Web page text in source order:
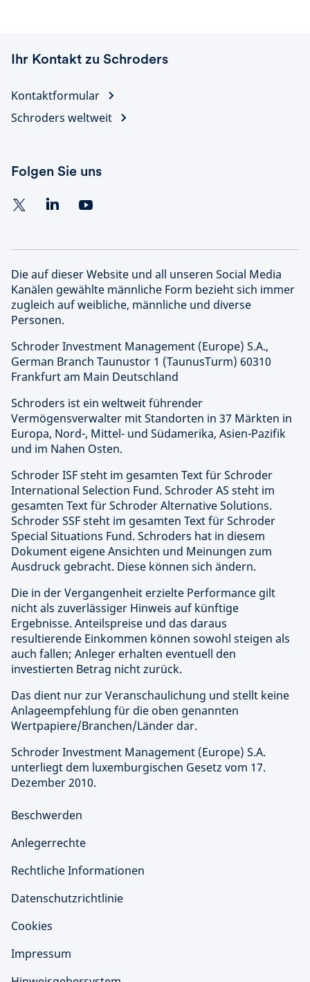
Ihr Kontakt zu Schroders
Kontaktformular
Schroders weltweit
Folgen Sie uns
Die auf dieser Website und all unseren Social Media
Kanälen gewählte männliche Form bezieht sich immer
zugleich auf weibliche, männliche und diverse
Personen.
Schroder Investment Management (Europe) S.A.,
German Branch Taunustor 1 (TaunusTurm) 60310
Frankfurt am Main Deutschland
Schroders ist ein weltweit führender
Vermögensverwalter mit Standorten in 37 Märkten in
Europa, Nord-, Mittel- und Südamerika, Asien-Pazifik
und im Nahen Osten.
Schroder ISF steht im gesamten Text für Schroder
International Selection Fund. Schroder AS steht im
gesamten Text für Schroder Alternative Solutions.
Schroder SSF steht im gesamten Text für Schroder
Special Situations Fund. Schroders hat in diesem
Dokument eigene Ansichten und Meinungen zum
Ausdruck gebracht. Diese können sich ändern.
Die in der Vergangenheit erzielte Performance gilt
nicht als zuverlässiger Hinweis auf künftige
Ergebnisse. Anteilspreise und das daraus
resultierende Einkommen können sowohl steigen als
auch fallen; Anleger erhalten eventuell den
investierten Betrag nicht zurück.
Das dient nur zur Veranschaulichung und stellt keine
Anlageempfehlung für die oben genannten
Wertpapiere/Branchen/Länder dar.
Schroder Investment Management (Europe) S.A.
unterliegt dem luxemburgischen Gesetz vom 17.
Dezember 2010.
Beschwerden
Anlegerrechte
Rechtliche Informationen
Datenschutzrichtlinie
Cookies
Impressum